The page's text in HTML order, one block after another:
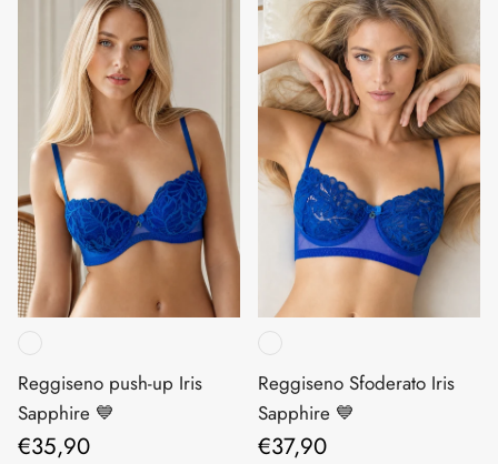
Reggiseno push-up Iris
Sapphire 💙
Prezzo normale
€35,90
Reggiseno Sfoderato Iris
Sapphire 💙
Prezzo normale
€37,90